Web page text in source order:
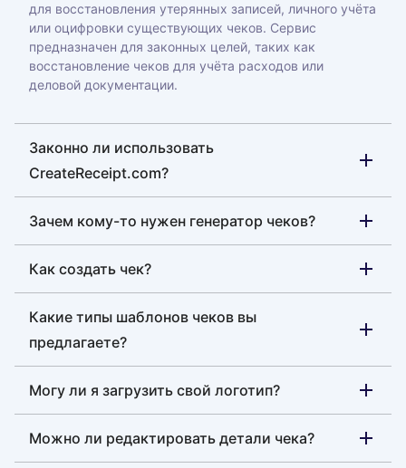
для восстановления утерянных записей, личного учёта
или оцифровки существующих чеков. Сервис
предназначен для законных целей, таких как
восстановление чеков для учёта расходов или
деловой документации.
Законно ли использовать
CreateReceipt.com?
Зачем кому-то нужен генератор чеков?
Как создать чек?
Какие типы шаблонов чеков вы
предлагаете?
Могу ли я загрузить свой логотип?
Можно ли редактировать детали чека?